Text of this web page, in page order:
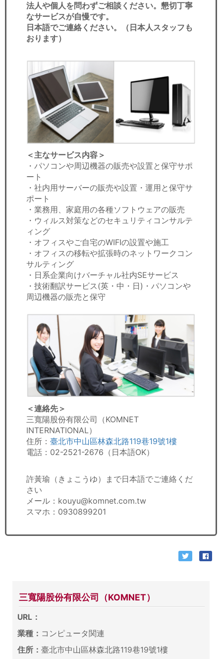
法人や個人を問わずご相談ください。懇切丁寧
なサービスが自慢です。
日本語でご連絡ください。（日本人スタッフも
おります）
＜主なサービス内容＞
・パソコンや周辺機器の販売や設置と保守サポ
ート
・社内用サーバーの販売や設置・運用と保守サ
ポート
・業務用、家庭用の各種ソフトウェアの販売
・ウィルス対策などのセキュリティコンサルテ
ィング
・オフィスやご自宅のWIFIの設置や施工
・オフィスの移転や拡張時のネットワークコン
サルティング
・日系企業向けバーチャル社内SEサービス
・技術翻訳サービス(英・中・日)・パソコンや
周辺機器の販売と保守
＜連絡先＞
三寬陽股份有限公司（KOMNET
INTERNATIONAL）
住所： 臺北市中山區林森北路119巷19號1樓
電話：02-2521-2676（日本語OK）
許黃瑜（きょこうゆ）まで日本語でご連絡くだ
さい
メール：kouyu@komnet.com.tw
スマホ：0930899201
三寬陽股份有限公司（KOMNET）
URL：
業種： コンピュータ関連
住所： 臺北市中山區林森北路119巷19號1樓